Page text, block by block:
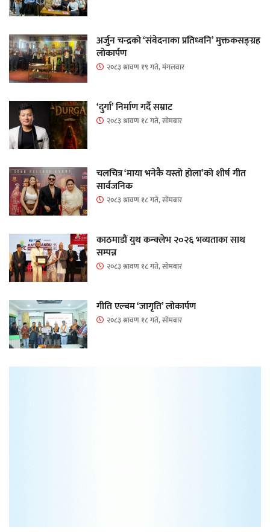
अर्जुन चन्द्रको ‘संवेदनाका प्रतिध्वनि’ मुक्तकसङ्ग्रह
लोकार्पण
२०८३ श्रावण १९ गते, मंगलवार
‘दुर्गा’ निर्माण गर्दै सम्राट
२०८३ श्रावण १८ गते, सोमबार
चलचित्र ‘माया भनेकै यस्तो होला’को शीर्ष गीत
सार्वजनिक
२०८३ श्रावण १८ गते, सोमबार
काठमाडौं युथ कन्क्लेभ २०२६ भव्यताका साथ
सम्पन्न
२०८३ श्रावण १८ गते, सोमबार
गीति एल्बम ‘जागृति’ लोकार्पण
२०८३ श्रावण १८ गते, सोमबार